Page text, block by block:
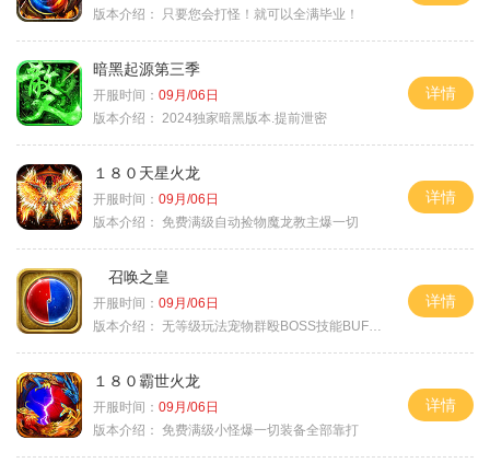
版本介绍：
只要您会打怪！就可以全满毕业！
暗黑起源第三季
开服时间： 09月/06日
版本介绍： 2024独家暗黑版本.提前泄密
详情
１８０天星火龙
开服时间： 09月/06日
版本介绍： 免费满级自动捡物魔龙教主爆一切
详情
召唤之皇
开服时间： 09月/06日
版本介绍： 无等级玩法宠物群殴BOSS技能BUFF铭文B
详情
１８０霸世火龙
开服时间： 09月/06日
版本介绍： 免费满级小怪爆一切装备全部靠打
详情